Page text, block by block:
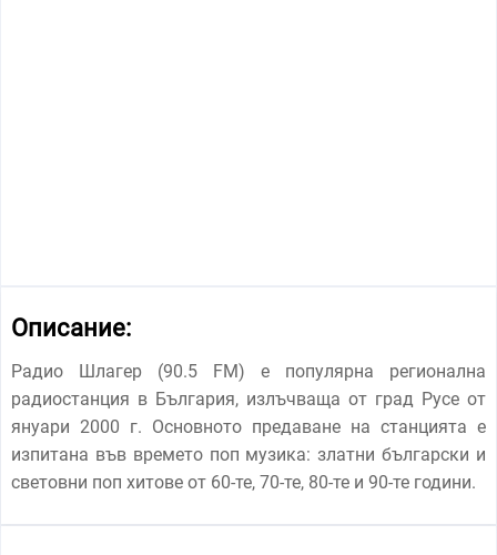
Описание:
Радио Шлагер (90.5 FM) е популярна регионална
радиостанция в България, излъчваща от град Русе от
януари 2000 г. Основното предаване на станцията е
изпитана във времето поп музика: златни български и
световни поп хитове от 60-те, 70-те, 80-те и 90-те години.